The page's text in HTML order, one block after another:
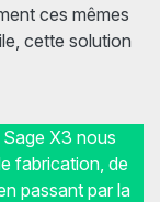
ces mêmes
cette solution
Sage X3 nous
fabrication, de
passant par la